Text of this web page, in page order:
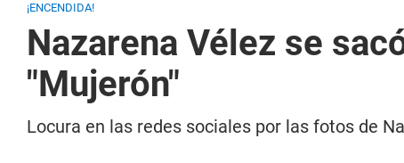
¡ENCENDIDA!
Nazarena Vélez se
"Mujerón"
Locura en las redes sociales por las fotos de